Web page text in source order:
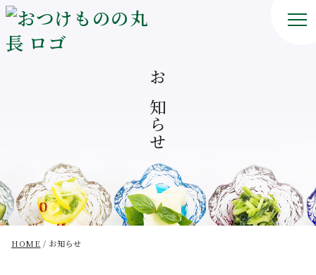
お知らせ
HOME お知らせ